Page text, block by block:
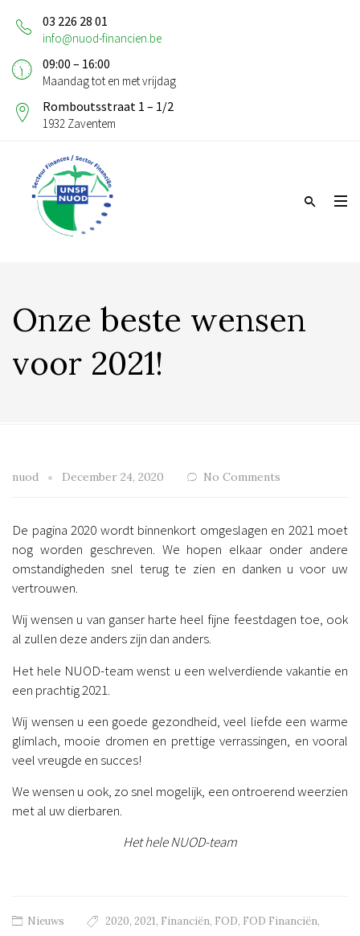
03 226 28 01
info@nuod-financien.be
09:00 – 16:00
Maandag tot en met vrijdag
Romboutsstraat 1 – 1/2
1932 Zaventem
Onze beste wensen
voor 2021!
nuod December 24, 2020 No Comments
De pagina 2020 wordt binnenkort omgeslagen en 2021 moet
nog worden geschreven. We hopen elkaar onder andere
omstandigheden snel terug te zien en danken u voor uw
vertrouwen.
Wij wensen u van ganser harte heel fijne feestdagen toe, ook
al zullen deze anders zijn dan anders.
Het hele NUOD-team wenst u een welverdiende vakantie en
een prachtig 2021.
Wij wensen u een goede gezondheid, veel liefde een warme
glimlach, mooie dromen en prettige verrassingen, en vooral
veel vreugde en succes!
We wensen u ook, zo snel mogelijk, een ontroerend weerzien
met al uw dierbaren.
Het hele NUOD-team
Nieuws 2020, 2021, Financiën, FOD, FOD Financiën,